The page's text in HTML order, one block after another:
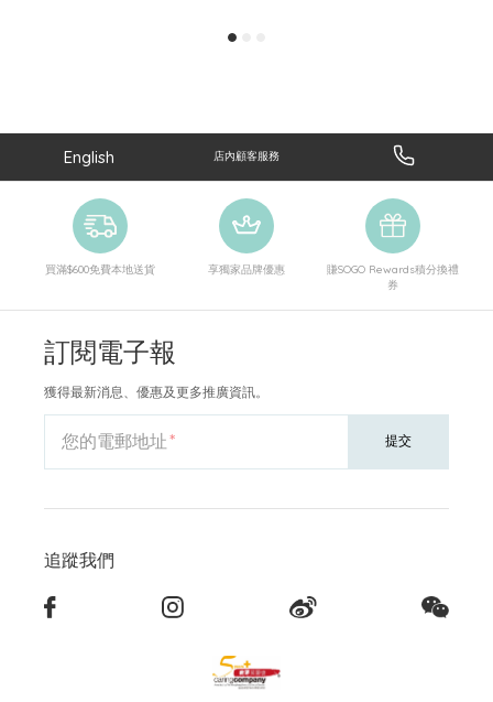
English 店內顧客服務
買滿$600免費本地送貨 享獨家品牌優惠
賺SOGO Rewards積分換禮
券
訂閱電子報
獲得最新消息、優惠及更多推廣資訊。
您的電郵地址 提交
追蹤我們